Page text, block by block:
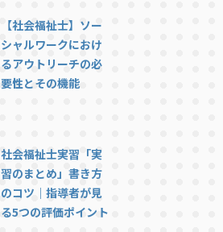
【社会福祉士】ソー
シャルワークにおけ
るアウトリーチの必
要性とその機能
社会福祉士実習「実
習のまとめ」書き方
のコツ｜指導者が見
る5つの評価ポイント